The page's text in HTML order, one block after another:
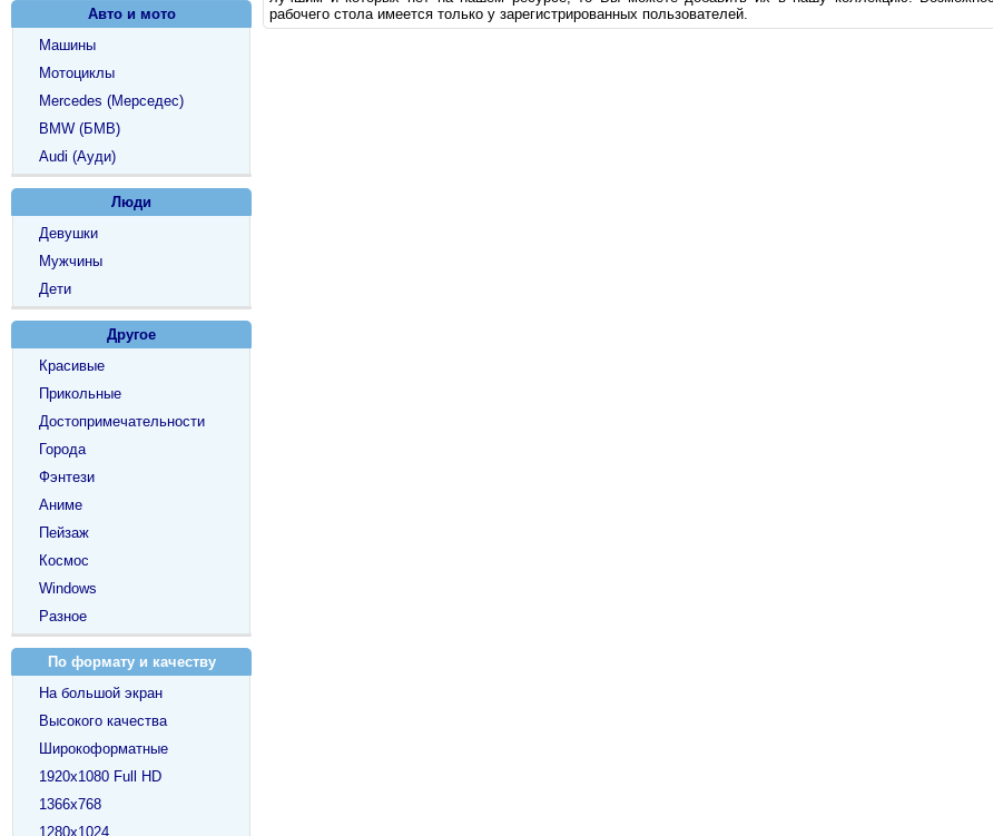
рабочего стола имеется только у зарегистрированных пользователей.
Авто и мото
Машины
Мотоциклы
Mercedes (Мерседес)
BMW (БМВ)
Audi (Ауди)
Люди
Девушки
Мужчины
Дети
Другое
Красивые
Прикольные
Достопримечательности
Города
Фэнтези
Аниме
Пейзаж
Космос
Windows
Разное
По формату и качеству
На большой экран
Высокого качества
Широкоформатные
1920х1080 Full HD
1366х768
1280х1024